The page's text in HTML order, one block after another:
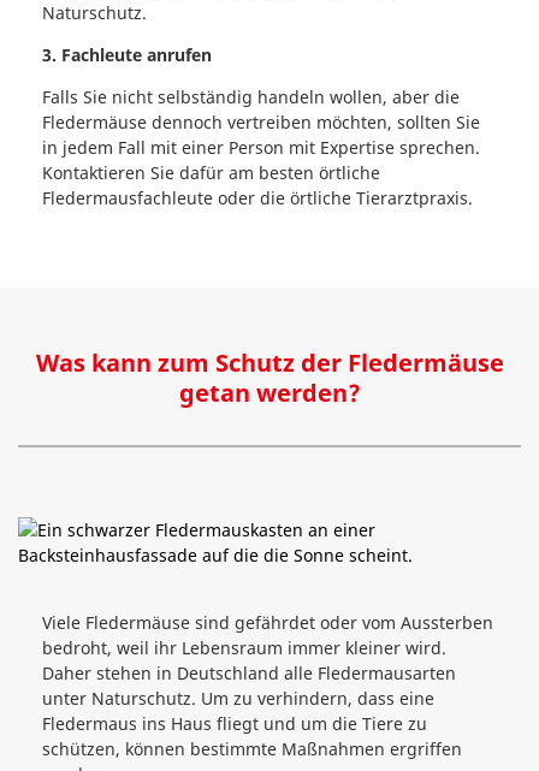
Naturschutz.
3. Fachleute anrufen
Falls Sie nicht selbständig handeln wollen, aber die
Fledermäuse dennoch vertreiben möchten, sollten Sie
in jedem Fall mit einer Person mit Expertise sprechen.
Kontaktieren Sie dafür am besten örtliche
Fledermausfachleute oder die örtliche Tierarztpraxis.
Was kann zum Schutz der Fledermäuse
getan werden?
Viele Fledermäuse sind gefährdet oder vom Aussterben
bedroht, weil ihr Lebensraum immer kleiner wird.
Daher stehen in Deutschland alle Fledermausarten
unter Naturschutz. Um zu verhindern, dass eine
Fledermaus ins Haus fliegt und um die Tiere zu
schützen, können bestimmte Maßnahmen ergriffen